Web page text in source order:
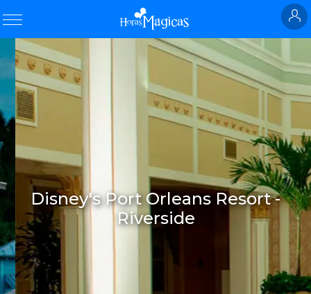
Disney's Port Orleans Resort -
Riverside